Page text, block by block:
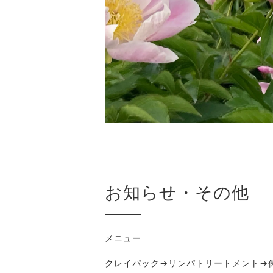
お知らせ・その他
メニュー
クレイパック → リンパトリートメント →